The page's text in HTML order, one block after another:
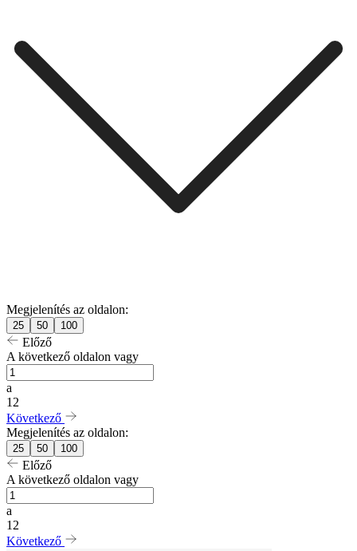
Megjelenítés az oldalon:
25 50 100
Előző
A következő oldalon vagy
a
12
Következő
Megjelenítés az oldalon:
25 50 100
Előző
A következő oldalon vagy
a
12
Következő